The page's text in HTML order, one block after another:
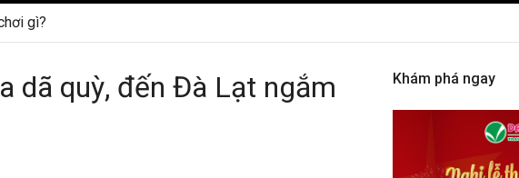
gì?
dã quỳ, đến Đà Lạt ngắm Khám phá ngay